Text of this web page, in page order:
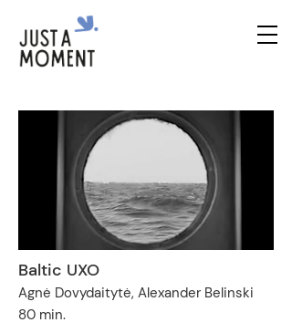
Baltic UXO
Agnė Dovydaitytė, Alexander Belinski
80 min.